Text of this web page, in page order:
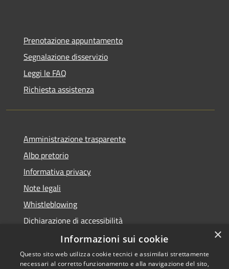
Prenotazione appuntamento
Segnalazione disservizio
Leggi le FAQ
Richiesta assistenza
Amministrazione trasparente
Albo pretorio
Informativa privacy
Note legali
Whistleblowing
Dichiarazione di accessibilità
Obiettivi di accessibilità
×
Informazioni sui cookie
Questo sito web utilizza cookie tecnici e assimilati strettamente
necessari al corretto funzionamento e alla navigazione del sito,